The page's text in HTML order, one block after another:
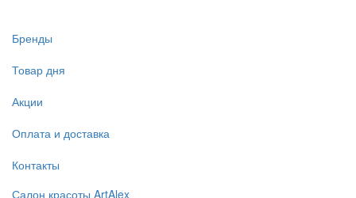
Бренды
Товар дня
Акции
Оплата и доставка
Контакты
Салон красоты ArtAlex